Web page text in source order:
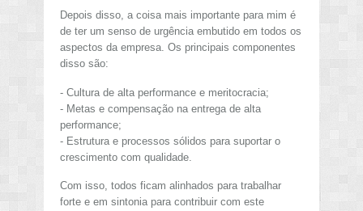
Depois disso, a coisa mais importante para mim é
de ter um senso de urgência embutido em todos os
aspectos da empresa. Os principais componentes
disso são:
- Cultura de alta performance e meritocracia;
- Metas e compensação na entrega de alta
performance;
- Estrutura e processos sólidos para suportar o
crescimento com qualidade.
Com isso, todos ficam alinhados para trabalhar
forte e em sintonia para contribuir com este